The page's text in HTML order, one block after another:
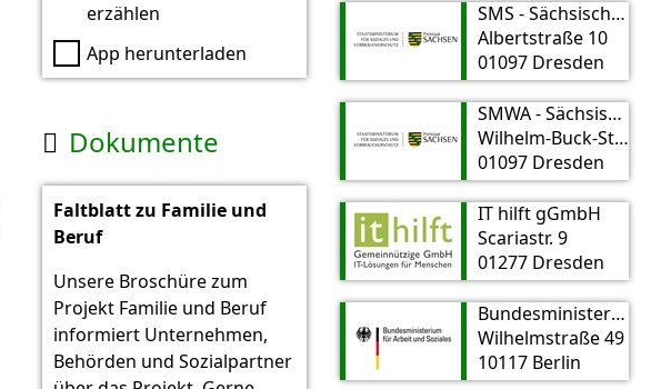
erzählen
App herunterladen
 Dokumente
Faltblatt zu Familie und
Beruf
Unsere Broschüre zum
Projekt Familie und Beruf
informiert Unternehmen,
Behörden und Sozialpartner
SMS - Sächsisches Ministerium für Soziales und Verbraucherschutz
Albertstraße 10
01097 Dresden
SMWA - Sächsisches Ministerium für Wirtschaft, Arbeit und Verkehr
Wilhelm-Buck-Str. 2
01097 Dresden
IT hilft gGmbH
Scariastr. 9
01277 Dresden
Bundesministerium für Arbeit und Soziales (BMAS)
Wilhelmstraße 49
10117 Berlin